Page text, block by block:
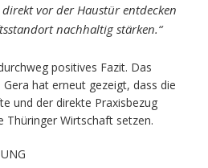
vor der Haustür entdecken
nachhaltig stärken.“
positives Fazit. Das
hat erneut gezeigt, dass die
und der direkte Praxisbezug
Thüringer Wirtschaft setzen.